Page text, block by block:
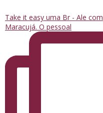
Take it easy uma Br - Ale com
Maracujá. O pessoal